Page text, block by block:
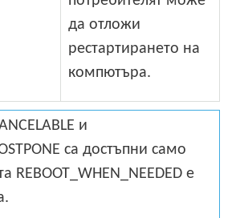
да отложи
рестартирането на
компютъра.
и
са достъпни само
REBOOT_WHEN_NEEDED е